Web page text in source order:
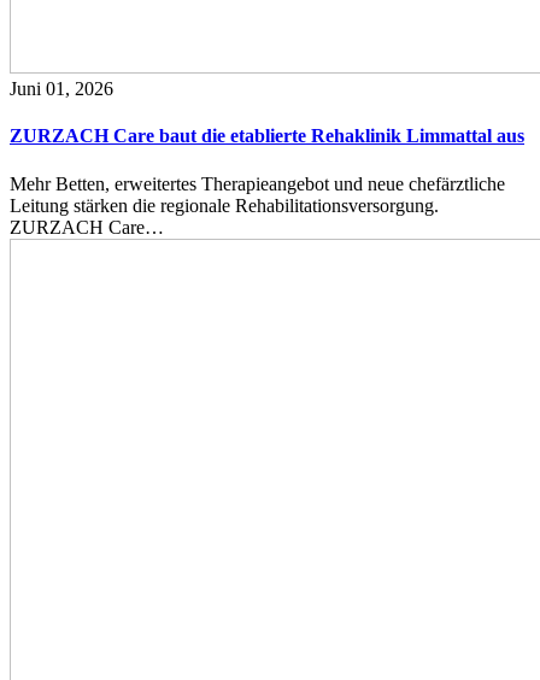
Juni 01, 2026
ZURZACH Care baut die etablierte Rehaklinik Limmattal aus
Mehr Betten, erweitertes Therapieangebot und neue chefärztliche
Leitung stärken die regionale Rehabilitationsversorgung.
ZURZACH Care…